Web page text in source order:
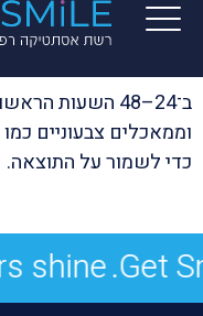
ב־24–48
וממאכלים צבעוניים
כדי לשמור על התוצאה.
shine. Get